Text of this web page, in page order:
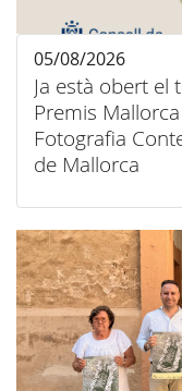
Ja està obert el
Premis
Fotografia
de Mallorca
05/08/2026